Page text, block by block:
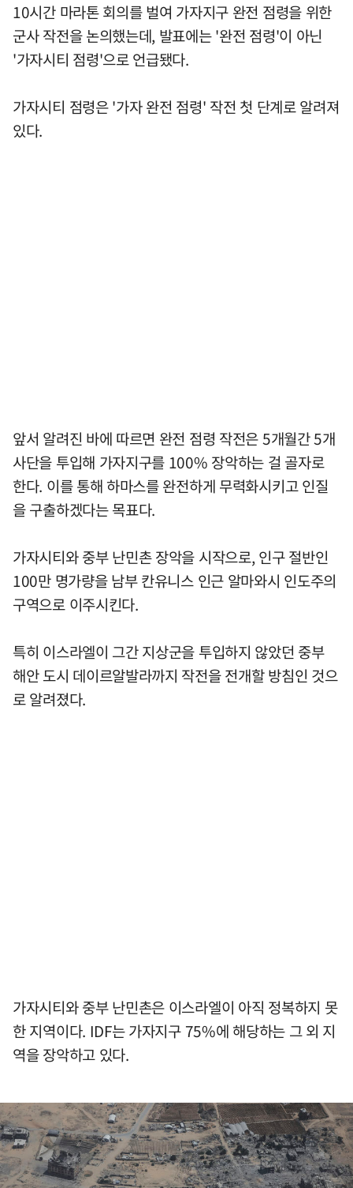
10시간 마라톤 회의를 벌여 가자지구 완전 점령을 위한
군사 작전을 논의했는데, 발표에는 '완전 점령'이 아닌
'가자시티 점령'으로 언급됐다.
가자시티 점령은 '가자 완전 점령' 작전 첫 단계로 알려져
있다.
앞서 알려진 바에 따르면 완전 점령 작전은 5개월간 5개
사단을 투입해 가자지구를 100% 장악하는 걸 골자로
한다. 이를 통해 하마스를 완전하게 무력화시키고 인질
을 구출하겠다는 목표다.
가자시티와 중부 난민촌 장악을 시작으로, 인구 절반인
100만 명가량을 남부 칸유니스 인근 알마와시 인도주의
구역으로 이주시킨다.
특히 이스라엘이 그간 지상군을 투입하지 않았던 중부
해안 도시 데이르알발라까지 작전을 전개할 방침인 것으
로 알려졌다.
가자시티와 중부 난민촌은 이스라엘이 아직 정복하지 못
한 지역이다. IDF는 가자지구 75%에 해당하는 그 외 지
역을 장악하고 있다.